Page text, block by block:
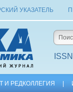
УКАЗАТЕЛЬ
И РЕДКОЛЛЕГИЯ